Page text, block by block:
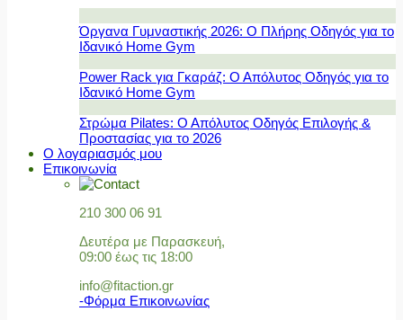
Όργανα Γυμναστικής 2026: Ο Πλήρης Οδηγός για το
Ιδανικό Home Gym
Power Rack για Γκαράζ: Ο Απόλυτος Οδηγός για το
Ιδανικό Home Gym
Στρώμα Pilates: Ο Απόλυτος Οδηγός Επιλογής &
Προστασίας για το 2026
Ο λογαριασμός μου
Επικοινωνία
210 300 06 91
Δευτέρα με Παρασκευή,
09:00 έως τις 18:00
info@fitaction.gr
-Φόρμα Επικοινωνίας